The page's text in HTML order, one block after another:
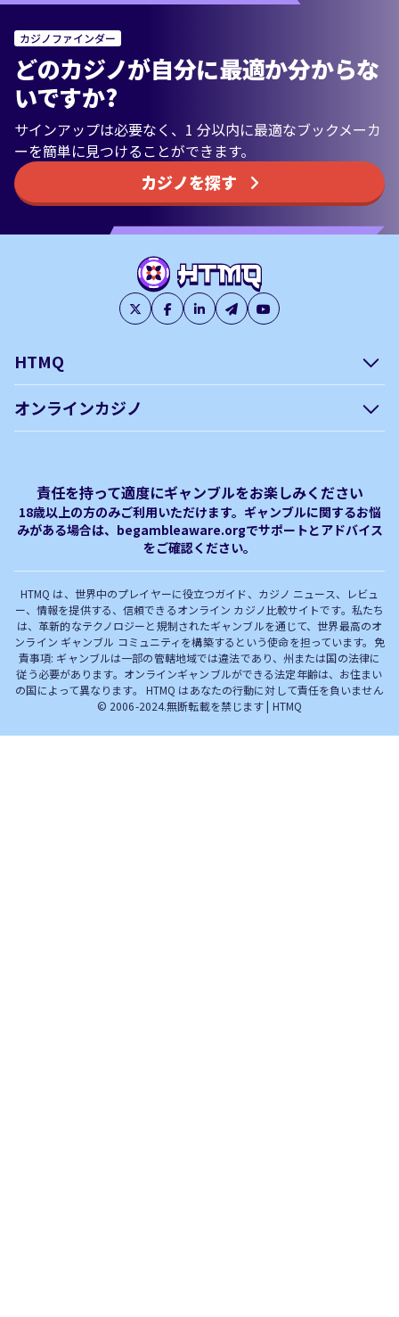
カジノファインダー
どのカジノが自分に最適か分からな
いですか?
サインアップは必要なく、1 分以内に最適なブックメーカ
ーを簡単に見つけることができます。
カジノを探す
HTMQ
オンラインカジノ
オンラインカジノ フリースピ
ン おすすめ
Plinko｜プリンコとは？
オンラインカジノ最新サイト
オンラインカジノボーナス
責任を持って適度にギャンブルをお楽しみください
18歳以上の方のみご利用いただけます。ギャンブルに関するお悩
みがある場合は、begambleaware.orgでサポートとアドバイス
をご確認ください。
HTMQ は、世界中のプレイヤーに役立つガイド、カジノ ニュース、レビュ
ー、情報を提供する、信頼できるオンライン カジノ比較サイトです。私たち
は、革新的なテクノロジーと規制されたギャンブルを通じて、世界最高のオ
ンライン ギャンブル コミュニティを構築するという使命を担っています。免
責事項: ギャンブルは一部の管轄地域では違法であり、州または国の法律に
従う必要があります。オンラインギャンブルができる法定年齢は、お住まい
の国によって異なります。 HTMQ はあなたの行動に対して責任を負いません
© 2006-2024.無断転載を禁じます | HTMQ